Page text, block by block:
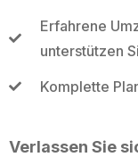
Erfahrene
unterstützen
Komplette
Verlassen Sie